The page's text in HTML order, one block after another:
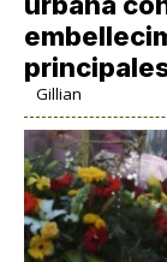
Gillian